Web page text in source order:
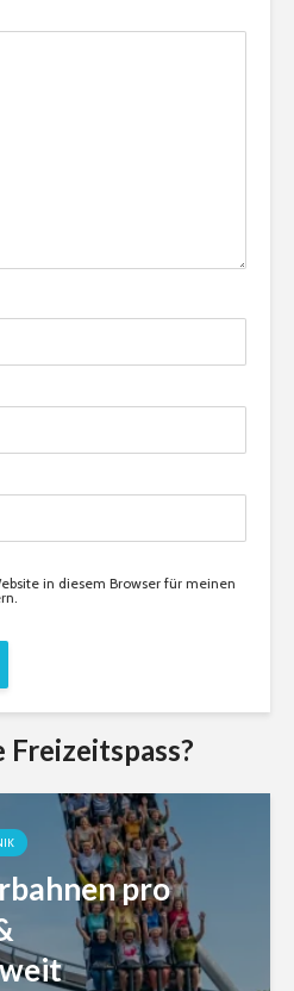
in diesem Browser für meinen
Freizeitspass?
pro